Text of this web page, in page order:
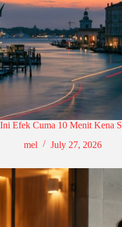
Ini Efek Cuma 10 Menit Kena
mel
July 27, 2026